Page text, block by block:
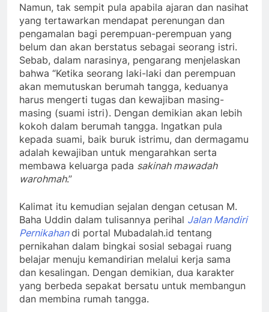
Namun, tak sempit pula apabila ajaran dan nasihat
yang tertawarkan mendapat perenungan dan
pengamalan bagi perempuan-perempuan yang
belum dan akan berstatus sebagai seorang istri.
Sebab, dalam narasinya, pengarang menjelaskan
bahwa “Ketika seorang laki-laki dan perempuan
akan memutuskan berumah tangga, keduanya
harus mengerti tugas dan kewajiban masing-
masing (suami istri). Dengan demikian akan lebih
kokoh dalam berumah tangga. Ingatkan pula
kepada suami, baik buruk istrimu, dan dermagamu
adalah kewajiban untuk mengarahkan serta
membawa keluarga pada sakinah mawadah
warohmah.”
Kalimat itu kemudian sejalan dengan cetusan M.
Baha Uddin dalam tulisannya perihal Jalan Mandiri
Pernikahan di portal Mubadalah.id tentang
pernikahan dalam bingkai sosial sebagai ruang
belajar menuju kemandirian melalui kerja sama
dan kesalingan. Dengan demikian, dua karakter
yang berbeda sepakat bersatu untuk membangun
dan membina rumah tangga.